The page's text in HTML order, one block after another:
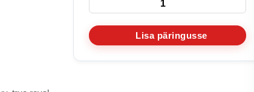
Lisa päringusse